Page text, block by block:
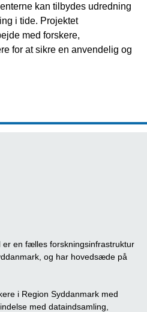
kan tilbydes udredning
i tide. Projektet
med forskere,
for at sikre en anvendelig og
er en fælles forskningsinfrastruktur
og har hovedsæde på
i Region Syddanmark med
med dataindsamling,